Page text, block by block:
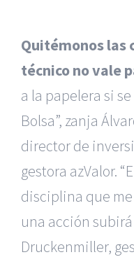
Quitémonos las
técnico no vale
a la papelera si
Bolsa”, zanja
director de
gestora azValor.
disciplina que
una acción
Druckenmiller,